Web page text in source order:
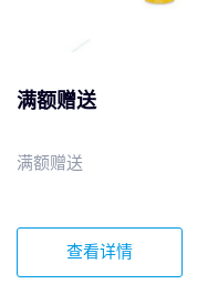
满额赠送
满额赠送
查看详情